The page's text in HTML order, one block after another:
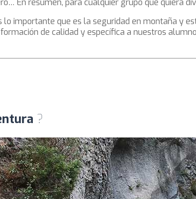
En resumen, para cualquier grupo que quiera
lo importante que es la seguridad en montaña y
de calidad y específica a nuestros
?